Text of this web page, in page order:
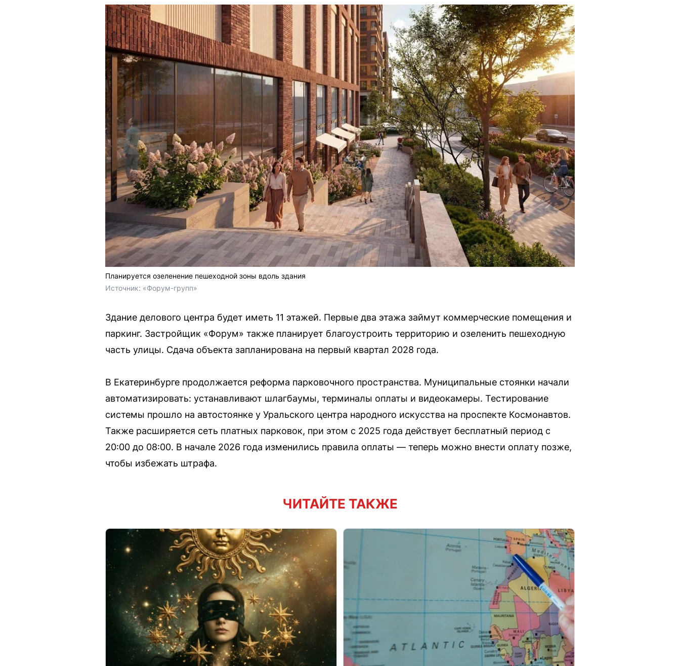
Планируется озеленение пешеходной зоны вдоль здания
Источник: «Форум-групп»
Здание делового центра будет иметь 11 этажей. Первые два этажа займут коммерческие помещения и
паркинг. Застройщик «Форум» также планирует благоустроить территорию и озеленить пешеходную
часть улицы. Сдача объекта запланирована на первый квартал 2028 года.
В Екатеринбурге продолжается реформа парковочного пространства. Муниципальные стоянки начали
автоматизировать: устанавливают шлагбаумы, терминалы оплаты и видеокамеры. Тестирование
системы прошло на автостоянке у Уральского центра народного искусства на проспекте Космонавтов.
Также расширяется сеть платных парковок, при этом с 2025 года действует бесплатный период с
20:00 до 08:00. В начале 2026 года изменились правила оплаты — теперь можно внести оплату позже,
чтобы избежать штрафа.
ЧИТАЙТЕ ТАКЖЕ